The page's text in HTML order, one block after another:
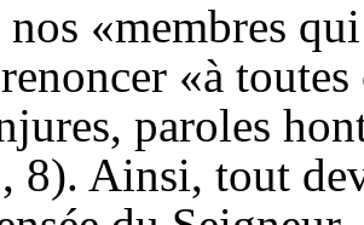
«membres
«à
paroles
8). Ainsi, tout